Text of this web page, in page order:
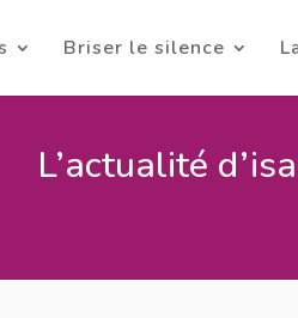
Briser le silence
L’actualité